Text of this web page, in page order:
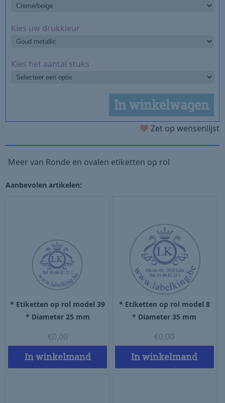
Kies uw drukkleur
Kies het aantal stuks
In winkelwagen
Zet op wensenlijst
Meer van Ronde en ovalen etiketten op rol
Aanbevolen artikelen:
* Etiketten op rol model 39
* Diameter 25 mm
€0,00
In winkelmand
* Etiketten op rol model 8
* Diameter 35 mm
€0,00
In winkelmand